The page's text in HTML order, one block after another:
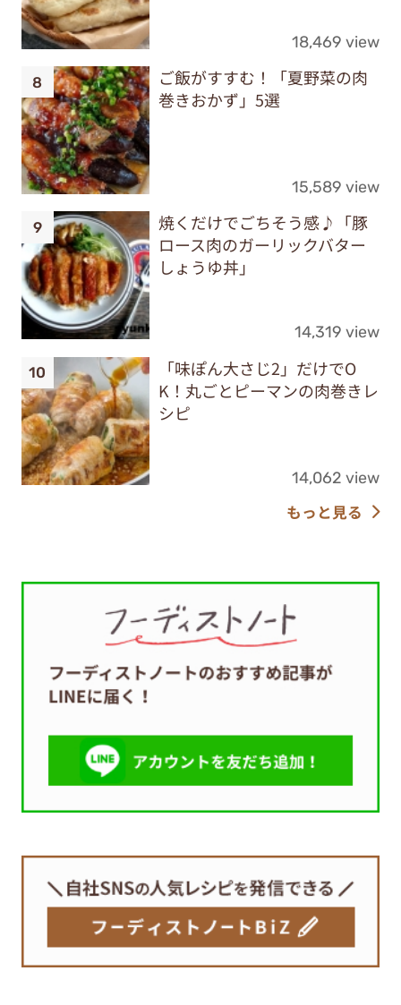
18,469 view
ご飯がすすむ！「夏野菜の肉
巻きおかず」5選
15,589 view
焼くだけでごちそう感♪「豚
ロース肉のガーリックバター
しょうゆ丼」
14,319 view
「味ぽん大さじ2」だけでO
K！丸ごとピーマンの肉巻きレ
シピ
14,062 view
もっと見る